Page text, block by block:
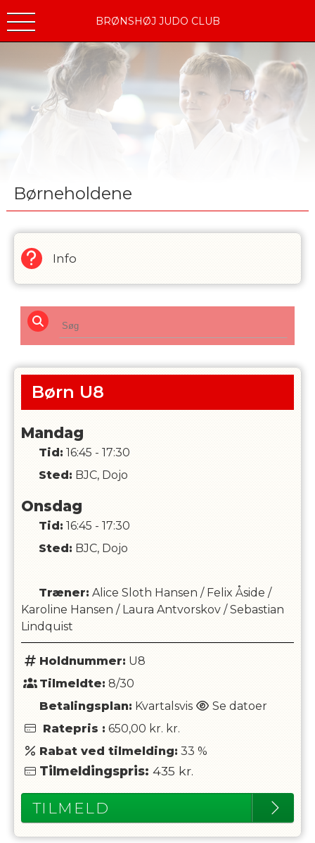
BRØNSHØJ JUDO CLUB
Børneholdene
Info
Børn U8
Mandag
Tid: 16:45 - 17:30
Sted: BJC, Dojo
Onsdag
Tid: 16:45 - 17:30
Sted: BJC, Dojo
Træner: Alice Sloth Hansen / Felix Åside /
Karoline Hansen / Laura Antvorskov /Sebastian
Lindquist
Holdnummer: U8
Tilmeldte: 8/30
Betalingsplan: Kvartalsvis
Se datoer
Ratepris : 650,00 kr. kr.
Rabat ved tilmelding: 33 %
Tilmeldingspris: 435 kr.
TILMELD